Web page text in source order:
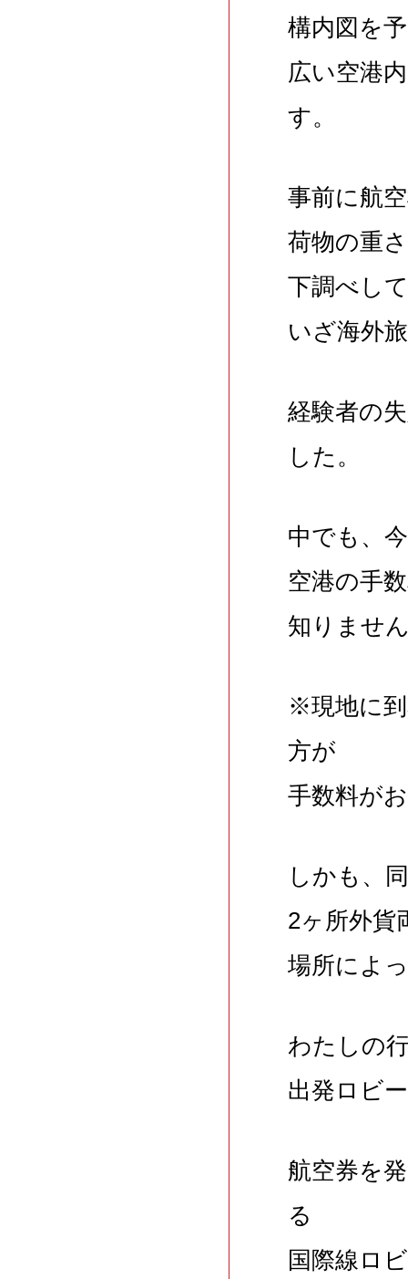
構内図を
広い空港
す。
事前に航
荷物の重
下調べし
いざ海外
経験者の
した。
中でも、
空港の手
知りませ
※現地に
方が
手数料が
しかも、
2ヶ所外貨
場所によ
わたしの
出発ロビ
航空券を
る
国際線ロ